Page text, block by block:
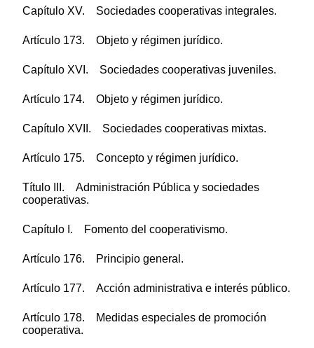
Capítulo XV. Sociedades cooperativas integrales.
Artículo 173. Objeto y régimen jurídico.
Capítulo XVI. Sociedades cooperativas juveniles.
Artículo 174. Objeto y régimen jurídico.
Capítulo XVII. Sociedades cooperativas mixtas.
Artículo 175. Concepto y régimen jurídico.
Título III. Administración Pública y sociedades
cooperativas.
Capítulo I. Fomento del cooperativismo.
Artículo 176. Principio general.
Artículo 177. Acción administrativa e interés público.
Artículo 178. Medidas especiales de promoción
cooperativa.